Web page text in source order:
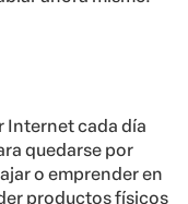
Internet cada día
quedarse por
o emprender en
productos físicos